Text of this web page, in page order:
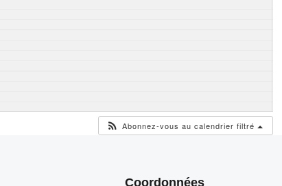
Abonnez-vous au calendrier filtré
Coordonnées